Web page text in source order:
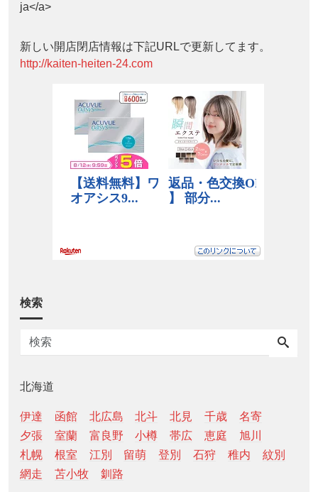
ja</a>
新しい開店閉店情報は下記URLで更新してます。
http://kaiten-heiten-24.com
検索
北海道
伊達 函館 北広島 北斗 北見 千歳
名寄
夕張
室蘭 富良野 小樽 帯広 恵庭
旭川
札幌
根室 江別 留萌 登別 石狩 稚内
紋別
網走
苫小牧 釧路